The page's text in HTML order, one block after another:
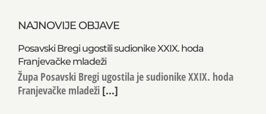
NAJNOVIJE OBJAVE
Posavski Bregi ugostili sudionike XXIX. hoda
Franjevačke mladeži
Župa Posavski Bregi ugostila je sudionike XXIX. hoda
Franjevačke mladeži [...]